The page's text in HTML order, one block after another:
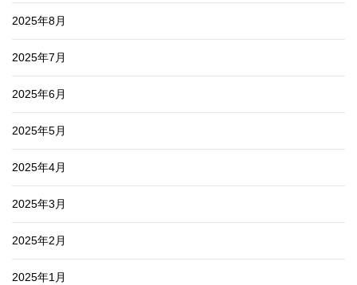
2025年8月
2025年7月
2025年6月
2025年5月
2025年4月
2025年3月
2025年2月
2025年1月